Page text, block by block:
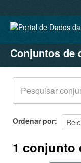
CONJUNTOS DE
ORGANIZAÇÕES
GRUPOS
SOBRE
Conjuntos de
Ordenar por
1 conjunto